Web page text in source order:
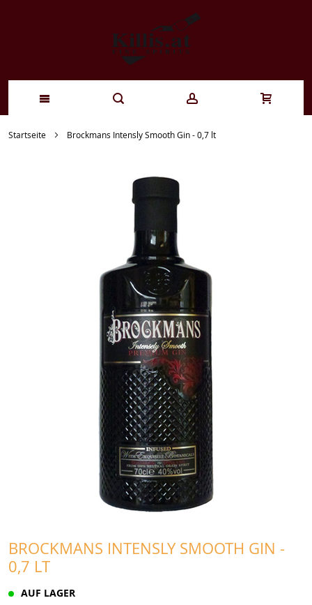
Zum
Startseite Brockmans Intensly Smooth Gin - 0,7 lt
BROCKMANS INTENSLY SMOOTH GIN -
0,7 LT
AUF LAGER